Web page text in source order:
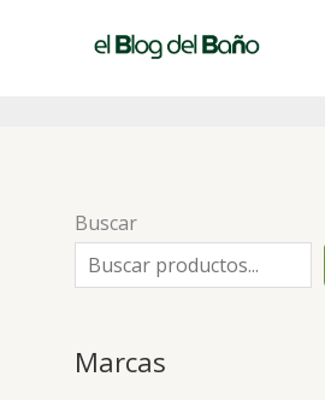
Buscar
Marcas